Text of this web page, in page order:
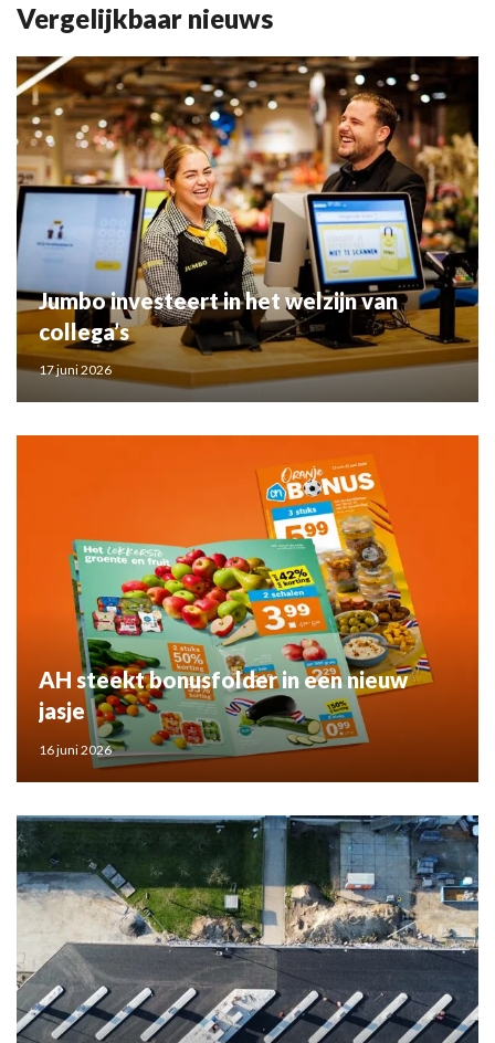
Vergelijkbaar nieuws
Jumbo investeert in het welzijn van
collega’s
17 juni 2026
AH steekt bonusfolder in een nieuw
jasje
16 juni 2026